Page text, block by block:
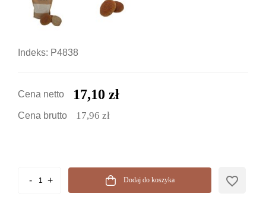
Indeks: P4838
Cena netto 17,10 zł
Cena brutto 17,96 zł
Dodaj do koszyka favorite_border